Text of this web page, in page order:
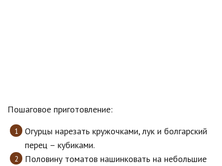
Пошаговое приготовление:
Огурцы нарезать кружочками, лук и болгарский
перец – кубиками.
Половину томатов нашинковать на небольшие